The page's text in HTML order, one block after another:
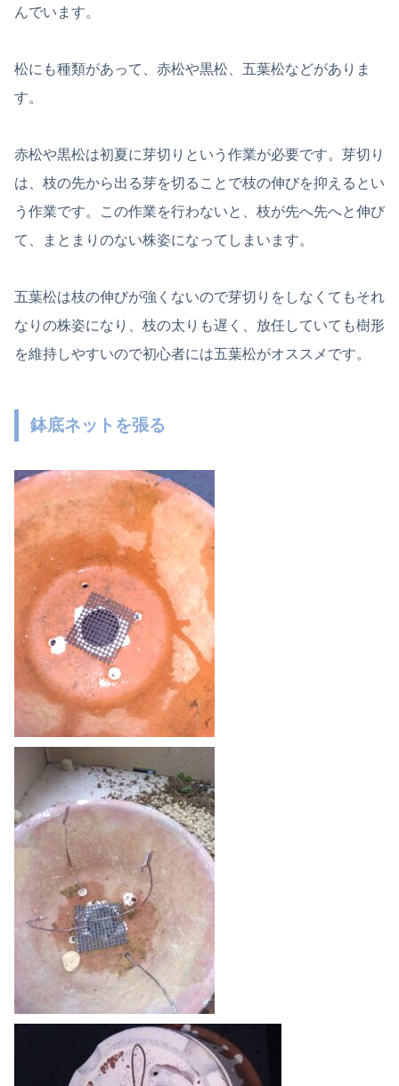
んでいます。
松にも種類があって、赤松や黒松、五葉松などがありま
す。
赤松や黒松は初夏に芽切りという作業が必要です。芽切り
は、枝の先から出る芽を切ることで枝の伸びを抑えるとい
う作業です。この作業を行わないと、枝が先へ先へと伸び
て、まとまりのない株姿になってしまいます。
五葉松は枝の伸びが強くないので芽切りをしなくてもそれ
なりの株姿になり、枝の太りも遅く、放任していても樹形
を維持しやすいので初心者には五葉松がオススメです。
鉢底ネットを張る